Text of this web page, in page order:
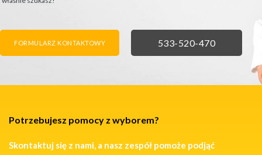
FORMULARZ KONTAKTOWY 533-520-470
Potrzebujesz pomocy z wyborem?
Skontaktuj się z nami, a nasz zespół pomoże podjąć